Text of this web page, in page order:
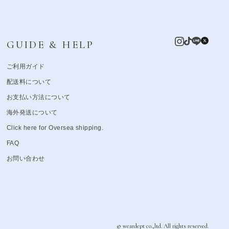
GUIDE & HELP
ご利用ガイド
配送料について
お支払い方法について
海外発送について
Click here for Oversea shipping.
FAQ
お問い合わせ
© weardept co.,ltd. All rights reserved.